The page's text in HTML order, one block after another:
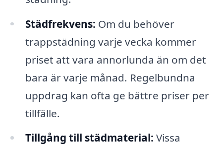
Städfrekvens: Om du behöver
trappstädning varje vecka kommer
priset att vara annorlunda än om det
bara är varje månad. Regelbundna
uppdrag kan ofta ge bättre priser per
tillfälle.
Tillgång till städmaterial: Vissa